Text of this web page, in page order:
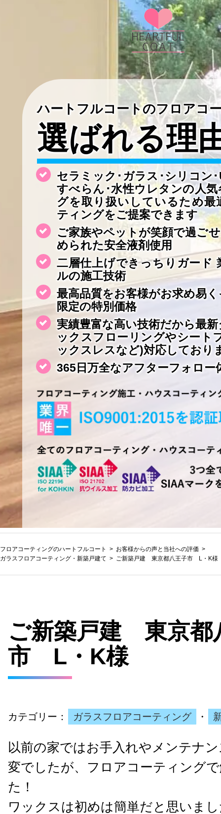
ハートフルコートのフロアコ
選ばれる理
セラミック･ガラス･シリコン
すべらん･水性ウレタンの人
グを取り扱いしているため最
ティングをご提案できます
ご家族やペットが笑顔で過ご
められた安全液剤使用
二層仕上げできっちりガード
ルの施工技術
最高品質をお客様がお求め易
限定の特別価格
実績豊富な高い技術だから最
ックスフローリングやシート
ックスレスなど)対応しており
365日万全なアフターフォロー
フロアコーティングのハートフルコート
お客様からの声と当社への評価
ガラスフロアコーティング ・ 新築戸建て ご新築戸建 東京都八王子市 L・K様
ご新築戸建 東京都
市 L・K様
カテゴリー： ガラスフロアコーティング ・
以前の家ではお手入れやメンテナ
変でしたが、フロアコーティング
た！
ワックスは初めは簡単だと思いま